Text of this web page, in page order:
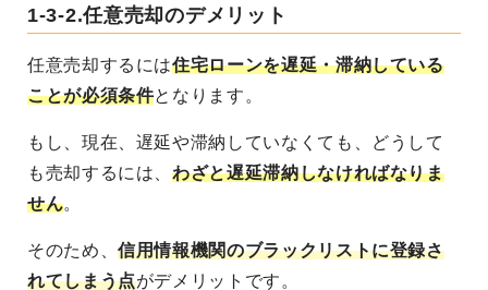
1-3-2.任意売却のデメリット
任意売却するには住宅ローンを遅延・滞納している
ことが必須条件となります。
もし、現在、遅延や滞納していなくても、どうして
も売却するには、わざと遅延滞納しなければなりま
せん。
そのため、信用情報機関のブラックリストに登録さ
れてしまう点がデメリットです。